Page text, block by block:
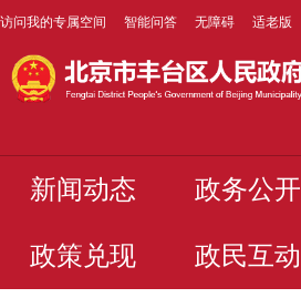
访问我的专属空间 智能问答 无障碍 适老版
新闻动态 政务公开
政策兑现 政民互动